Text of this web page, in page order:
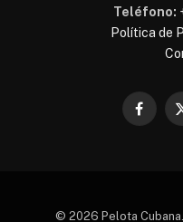
Teléfono:
Política de
© 2026 Pelota